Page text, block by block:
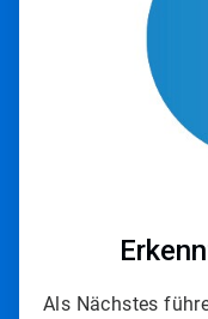
Als Nächstes